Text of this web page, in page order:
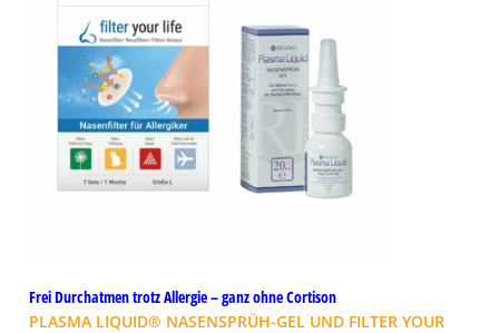
Frei Durchatmen trotz Allergie – ganz ohne Cortison
PLASMA LIQUID® NASENSPRÜH-GEL UND FILTER YOUR